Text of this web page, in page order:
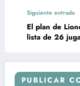
Siguiente entrada
El plan de
lista de 26
PUBLICAR